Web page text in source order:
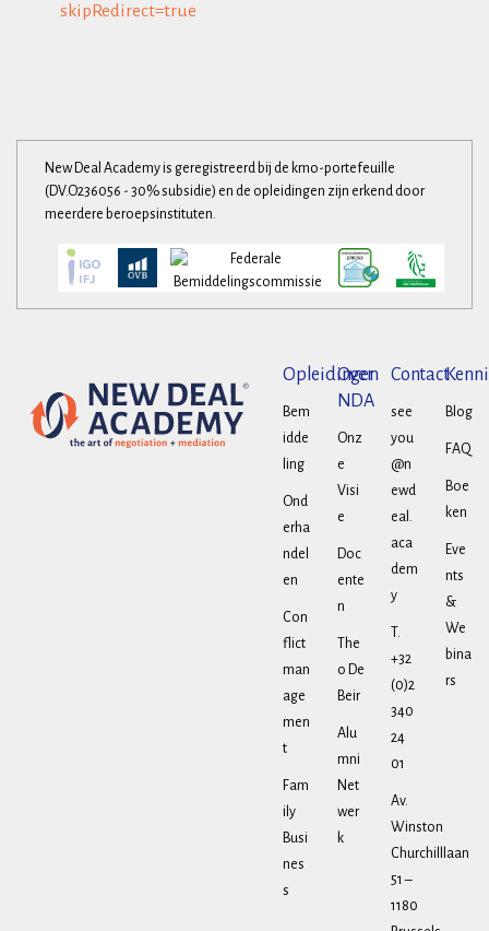
skipRedirect=true
New Deal Academy is geregistreerd bij de kmo-portefeuille
(DV.O236056 - 30% subsidie) en de opleidingen zijn erkend door
meerdere beroepsinstituten.
Opleidingen
Bem
idde
ling
Ond
erha
ndel
en
Con
flict
man
age
men
t
Fam
ily
Busi
nes
s
Over
NDA
Onz
e
Visi
e
Doc
ente
n
The
o De
Beir
Alu
mni
Net
wer
k
Contact
see
you
@n
ewd
eal.
aca
dem
y
T.
+32
(0)2
340
24
01
Av.
Winston
Churchilllaan
51 –
1180
Blog
FAQ
Boe
ken
Eve
nts
&
We
bina
rs